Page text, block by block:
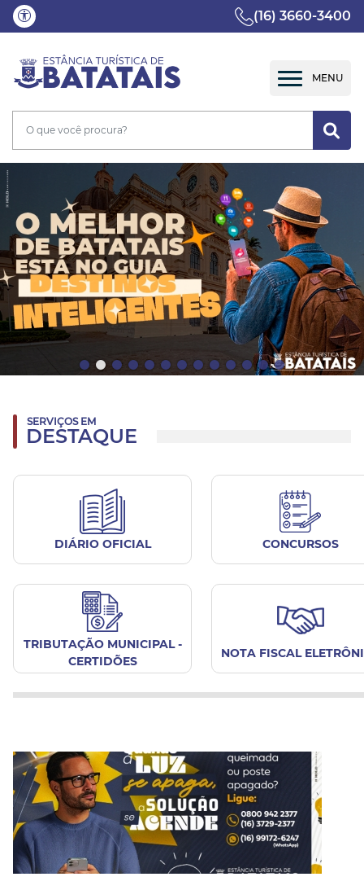
(16) 3660-3400
SERVIÇOS EM
DESTAQUE
DIÁRIO OFICIAL CONCURSOS
TRIBUTAÇÃO MUNICIPAL -
CERTIDÕES
NOTA FISCAL